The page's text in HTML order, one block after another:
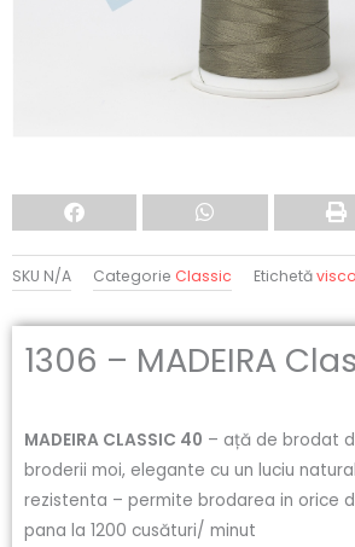
SKU N/A Categorie Classic Etichetă
1306 – MADEIRA
MADEIRA CLASSIC 40 – ață de brodat
broderii moi, elegante cu un luciu
rezistenta – permite brodarea in orice
pana la 1200 cusături/ minut